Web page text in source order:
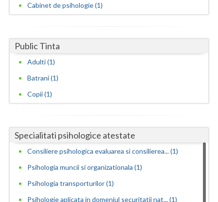
Mehedinti
Prahova
Satu-Mare
Sibiu
Suceava
Cabinet de psihologie (1)
Public Tinta
Adulti (1)
Batrani (1)
Copii (1)
Specialitati psihologice atestate
Consiliere psihologica evaluarea si consilierea... (1)
Psihologia muncii si organizationala (1)
Psihologia transporturilor (1)
Psihologie aplicata in domeniul securitatii nat... (1)